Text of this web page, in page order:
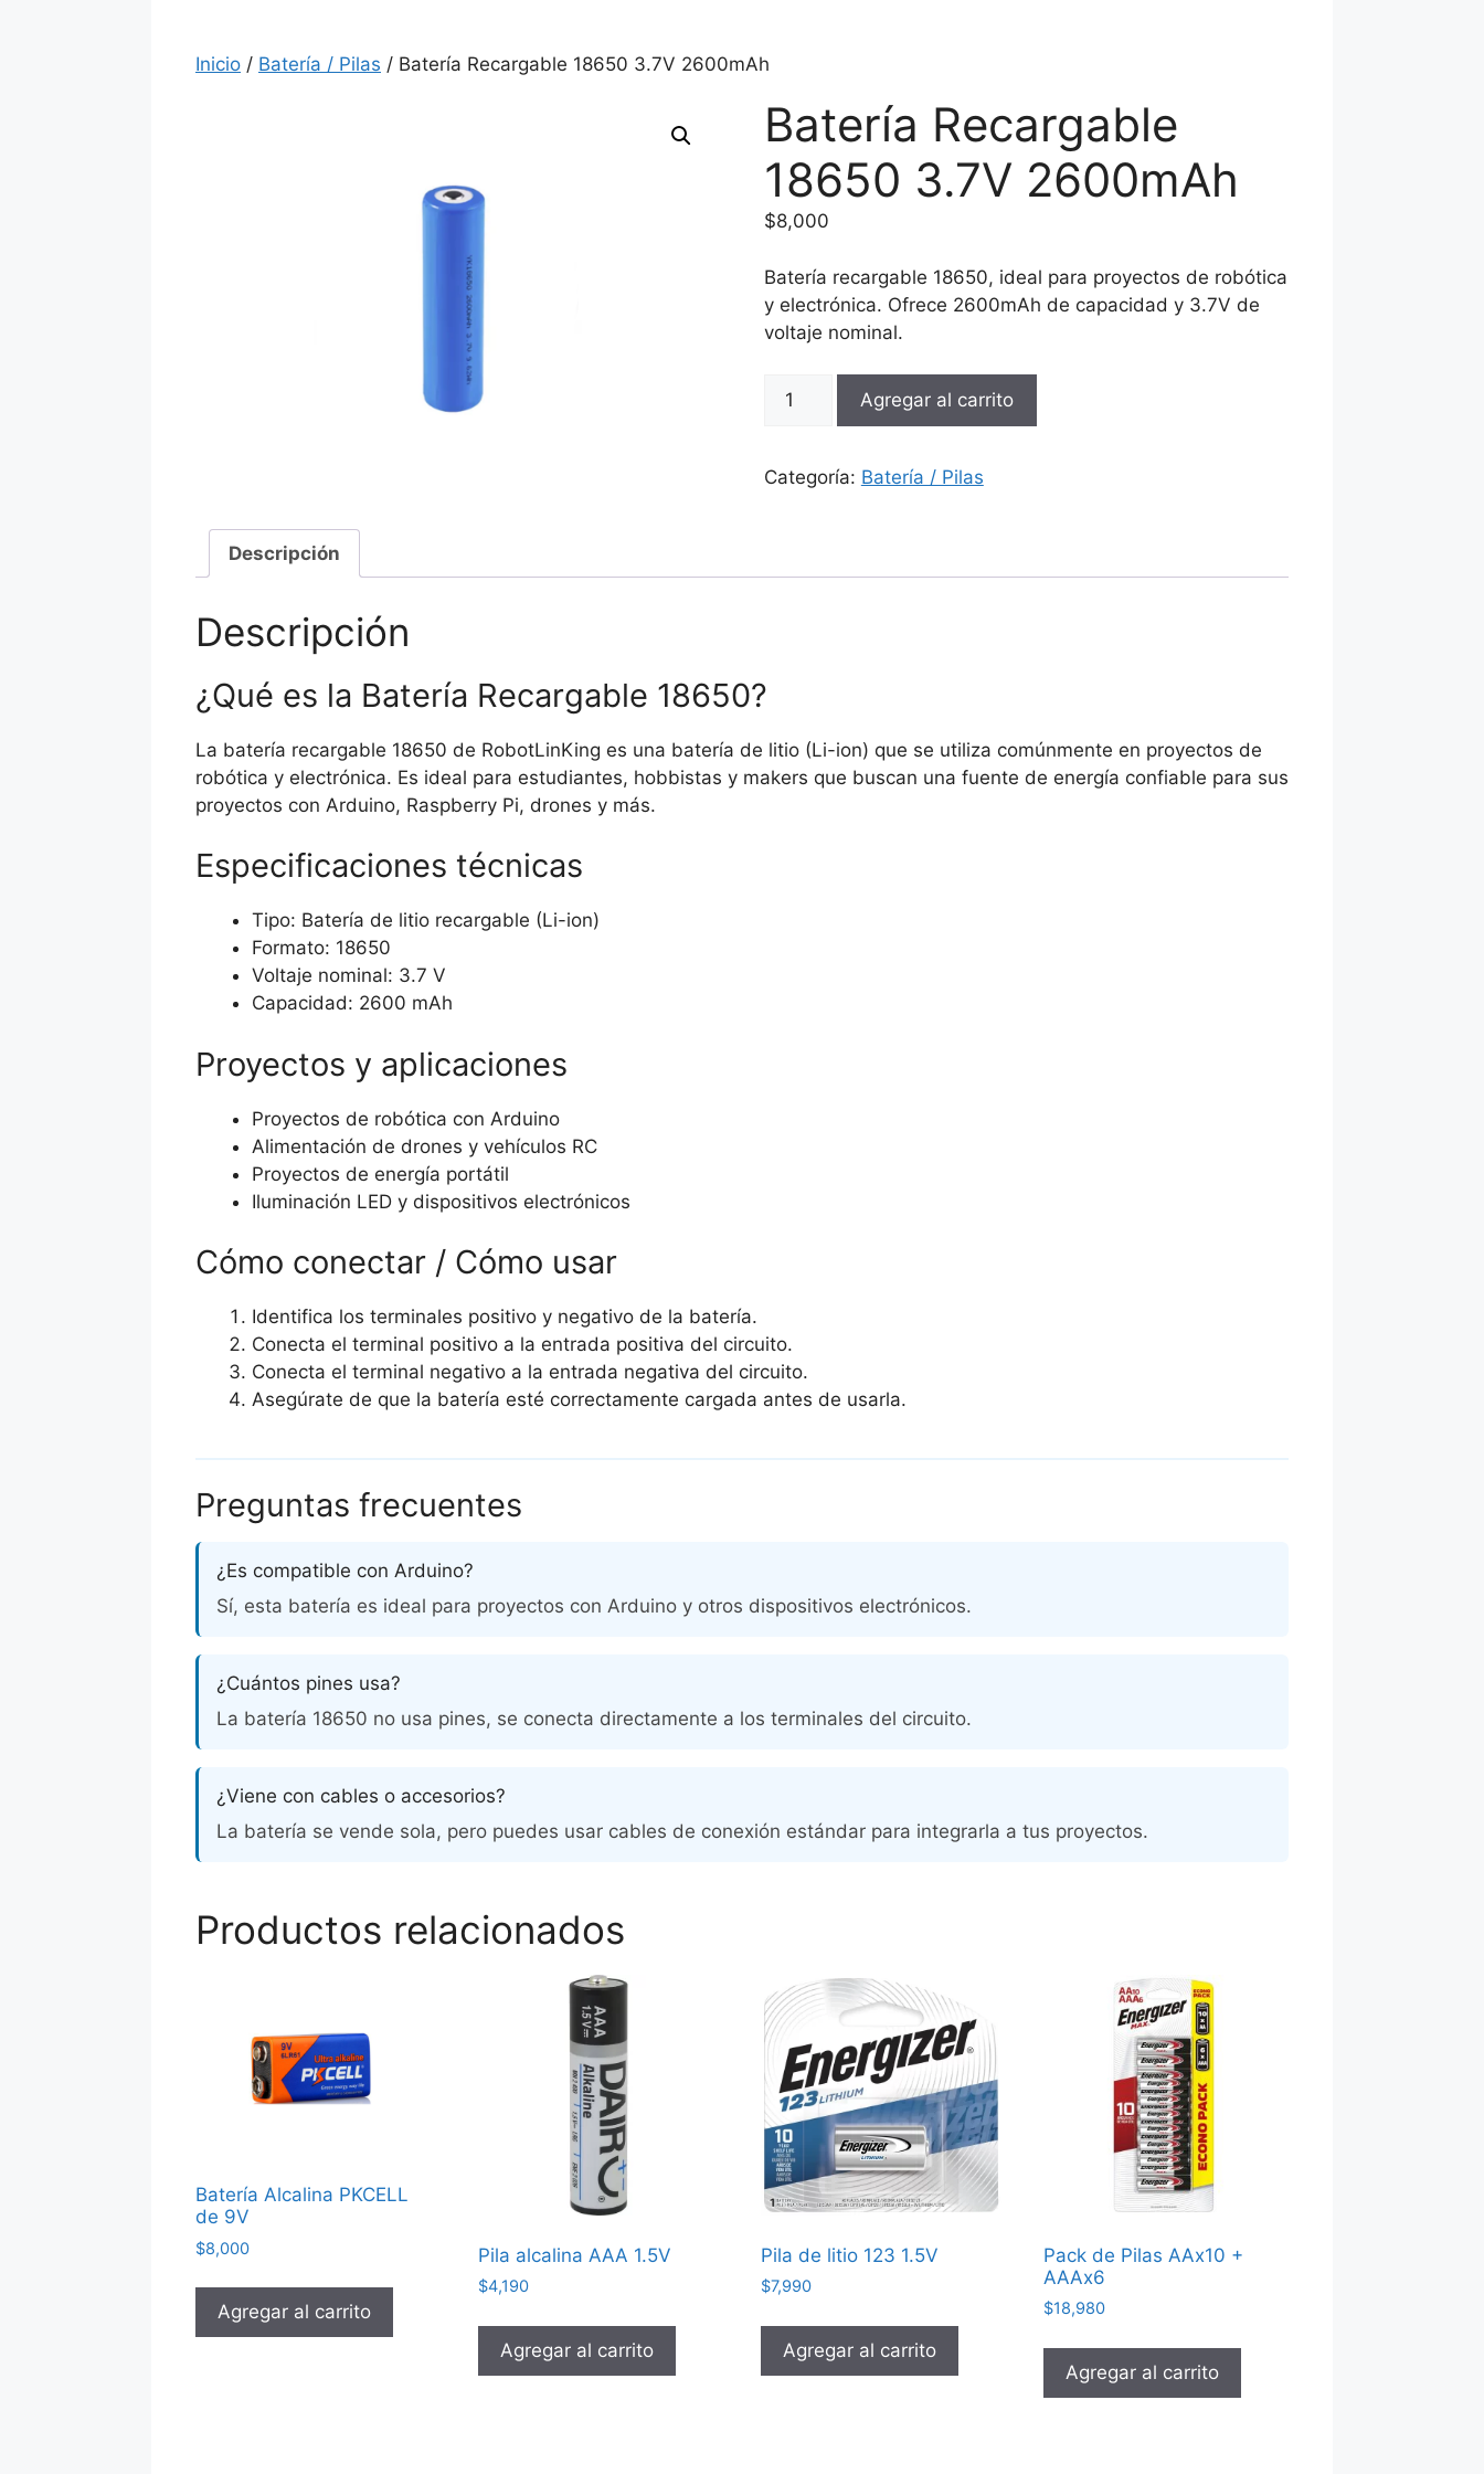
Inicio / Batería / Pilas / Batería Recargable 18650 3.7V 2600mAh
Batería Recargable
18650 3.7V 2600mAh
$8,000
Batería recargable 18650, ideal para proyectos de robótica
y electrónica. Ofrece 2600mAh de capacidad y 3.7V de
voltaje nominal.
Batería
3.7V
Agregar al carrito
Categoría: Batería / Pilas
Descripción
Descripción
¿Qué es la Batería Recargable 18650?
La batería recargable 18650 de RobotLinKing es una batería de litio (Li-ion) que se utiliza comúnmente en proyectos de
robótica y electrónica. Es ideal para estudiantes, hobbistas y makers que buscan una fuente de energía confiable para sus
proyectos con Arduino, Raspberry Pi, drones y más.
Especificaciones técnicas
Tipo: Batería de litio recargable (Li-ion)
Formato: 18650
Voltaje nominal: 3.7 V
Capacidad: 2600 mAh
Proyectos y aplicaciones
Proyectos de robótica con Arduino
Alimentación de drones y vehículos RC
Proyectos de energía portátil
Iluminación LED y dispositivos electrónicos
Cómo conectar / Cómo usar
Identifica los terminales positivo y negativo de la batería.
Conecta el terminal positivo a la entrada positiva del circuito.
Conecta el terminal negativo a la entrada negativa del circuito.
Asegúrate de que la batería esté correctamente cargada antes de usarla.
Preguntas frecuentes
¿Es compatible con Arduino?
Sí, esta batería es ideal para proyectos con Arduino y otros dispositivos electrónicos.
¿Cuántos pines usa?
La batería 18650 no usa pines, se conecta directamente a los terminales del circuito.
¿Viene con cables o accesorios?
La batería se vende sola, pero puedes usar cables de conexión estándar para integrarla a tus proyectos.
Productos relacionados
Batería Alcalina PKCELL
de 9V
$8,000
Agregar al carrito
Pila alcalina AAA 1.5V
$4,190
Agregar al carrito
Pila de litio 123 1.5V
$7,990
Agregar al carrito
Pack de Pilas AAx10 +
AAAx6
$18,980
Agregar al carrito